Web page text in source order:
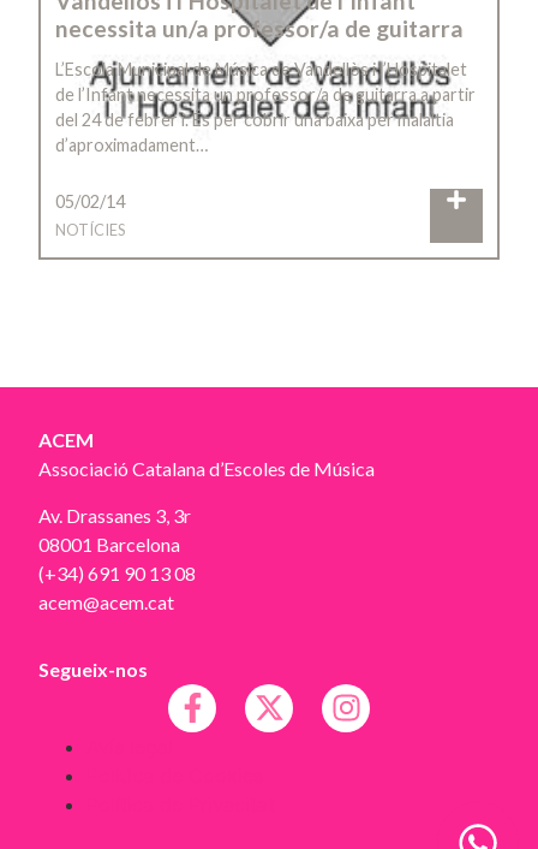
necessita un/a professor/a de guitarra
L’Escola Municipal de Música de Vandellòs i l’Hospitalet
de l’Infant necessita un professor/a de guitarra a partir
del 24 de febrer i. És per cobrir una baixa per malaltia
d’aproximadament…
05/02/14
NOTÍCIES
ACEM
Associació Catalana d’Escoles de Música
Av. Drassanes 3, 3r
08001 Barcelona
(+34) 691 90 13 08
acem@acem.cat
Segueix-nos